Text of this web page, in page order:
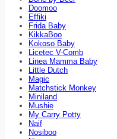
Doomoo
Effiki
Frida Baby
KikkaBoo
Kokoso Baby
Licetec V-Comb
Linea Mamma Baby
Little Dutch
Magic
Matchstick Monkey
Miniland
Mushie
My Carry Potty
Naif
Nosiboo